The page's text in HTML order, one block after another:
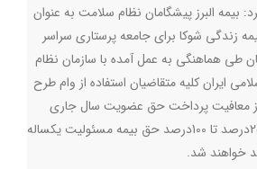
بیمه البرز پیشگامان نظام سلامت به عنوان
زندگی شوکا برای جامعه پرستاری سراسر
طی هماهنگی به عمل آمده با سازمان نظام
ایران کلیه متقاضیان استفاده از وام طرح
از معافیت پرداخت حق عضویت سال جاری
نظام پرستاری و از 25درصد تا 100درصد حق بیمه مسئولیت یکساله
خواهند شد.